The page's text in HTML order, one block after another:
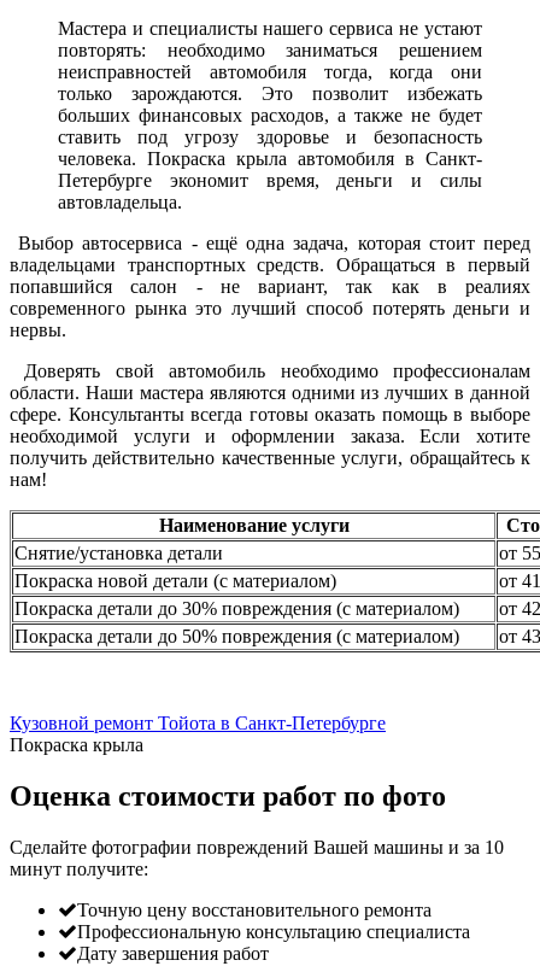
Мастера и специалисты нашего сервиса не устают
повторять: необходимо заниматься решением
неисправностей автомобиля тогда, когда они
только зарождаются. Это позволит избежать
больших финансовых расходов, а также не будет
ставить под угрозу здоровье и безопасность
человека. Покраска крыла автомобиля в Санкт-
Петербурге экономит время, деньги и силы
автовладельца.
Выбор автосервиса - ещё одна задача, которая стоит перед
владельцами транспортных средств. Обращаться в первый
попавшийся салон - не вариант, так как в реалиях
современного рынка это лучший способ потерять деньги и
нервы.
Доверять свой автомобиль необходимо профессионалам
области. Наши мастера являются одними из лучших в данной
сфере. Консультанты всегда готовы оказать помощь в выборе
необходимой услуги и оформлении заказа. Если хотите
получить действительно качественные услуги, обращайтесь к
нам!
Наименование услуги
Снятие/установка детали
от
Покраска новой детали (с материалом)
от
Покраска детали до 30% повреждения (с материалом)
от
Покраска детали до 50% повреждения (с материалом)
от
Кузовной ремонт Тойота в Санкт-Петербурге
Покраска крыла
Оценка стоимости работ по фото
Сделайте фотографии повреждений Вашей машины и за 10
минут получите:
Точную цену восстановительного ремонта
Профессиональную консультацию специалиста
Дату завершения работ